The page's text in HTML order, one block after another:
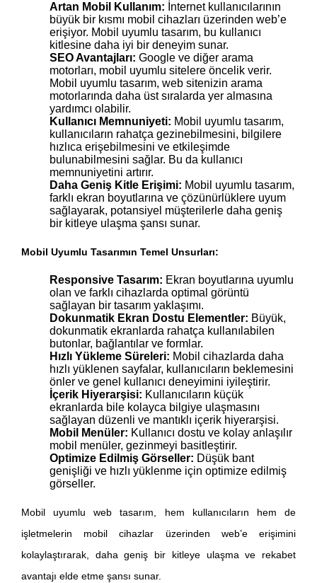
Artan Mobil Kullanım: İnternet kullanıcılarının
büyük bir kısmı mobil cihazları üzerinden web’e
erişiyor. Mobil uyumlu tasarım, bu kullanıcı
kitlesine daha iyi bir deneyim sunar.
SEO Avantajları: Google ve diğer arama
motorları, mobil uyumlu sitelere öncelik verir.
Mobil uyumlu tasarım, web sitenizin arama
motorlarında daha üst sıralarda yer almasına
yardımcı olabilir.
Kullanıcı Memnuniyeti: Mobil uyumlu tasarım,
kullanıcıların rahatça gezinebilmesini, bilgilere
hızlıca erişebilmesini ve etkileşimde
bulunabilmesini sağlar. Bu da kullanıcı
memnuniyetini artırır.
Daha Geniş Kitle Erişimi: Mobil uyumlu tasarım,
farklı ekran boyutlarına ve çözünürlüklere uyum
sağlayarak, potansiyel müşterilerle daha geniş
bir kitleye ulaşma şansı sunar.
Mobil Uyumlu Tasarımın Temel Unsurları:
Responsive Tasarım: Ekran boyutlarına uyumlu
olan ve farklı cihazlarda optimal görüntü
sağlayan bir tasarım yaklaşımı.
Dokunmatik Ekran Dostu Elementler: Büyük,
dokunmatik ekranlarda rahatça kullanılabilen
butonlar, bağlantılar ve formlar.
Hızlı Yükleme Süreleri: Mobil cihazlarda daha
hızlı yüklenen sayfalar, kullanıcıların beklemesini
önler ve genel kullanıcı deneyimini iyileştirir.
İçerik Hiyerarşisi: Kullanıcıların küçük
ekranlarda bile kolayca bilgiye ulaşmasını
sağlayan düzenli ve mantıklı içerik hiyerarşisi.
Mobil Menüler: Kullanıcı dostu ve kolay anlaşılır
mobil menüler, gezinmeyi basitleştirir.
Optimize Edilmiş Görseller: Düşük bant
genişliği ve hızlı yüklenme için optimize edilmiş
görseller.
Mobil uyumlu web tasarım, hem kullanıcıların hem de
işletmelerin mobil cihazlar üzerinden web’e erişimini
kolaylaştırarak, daha geniş bir kitleye ulaşma ve rekabet
avantajı elde etme şansı sunar.